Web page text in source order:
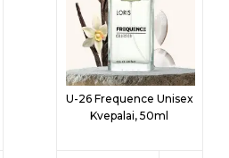
U-26 Frequence Unisex
Kvepalai, 50ml